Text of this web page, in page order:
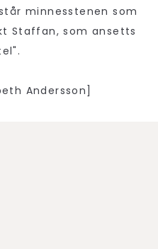
minnesstenen som
Staffan, som ansetts
Andersson]